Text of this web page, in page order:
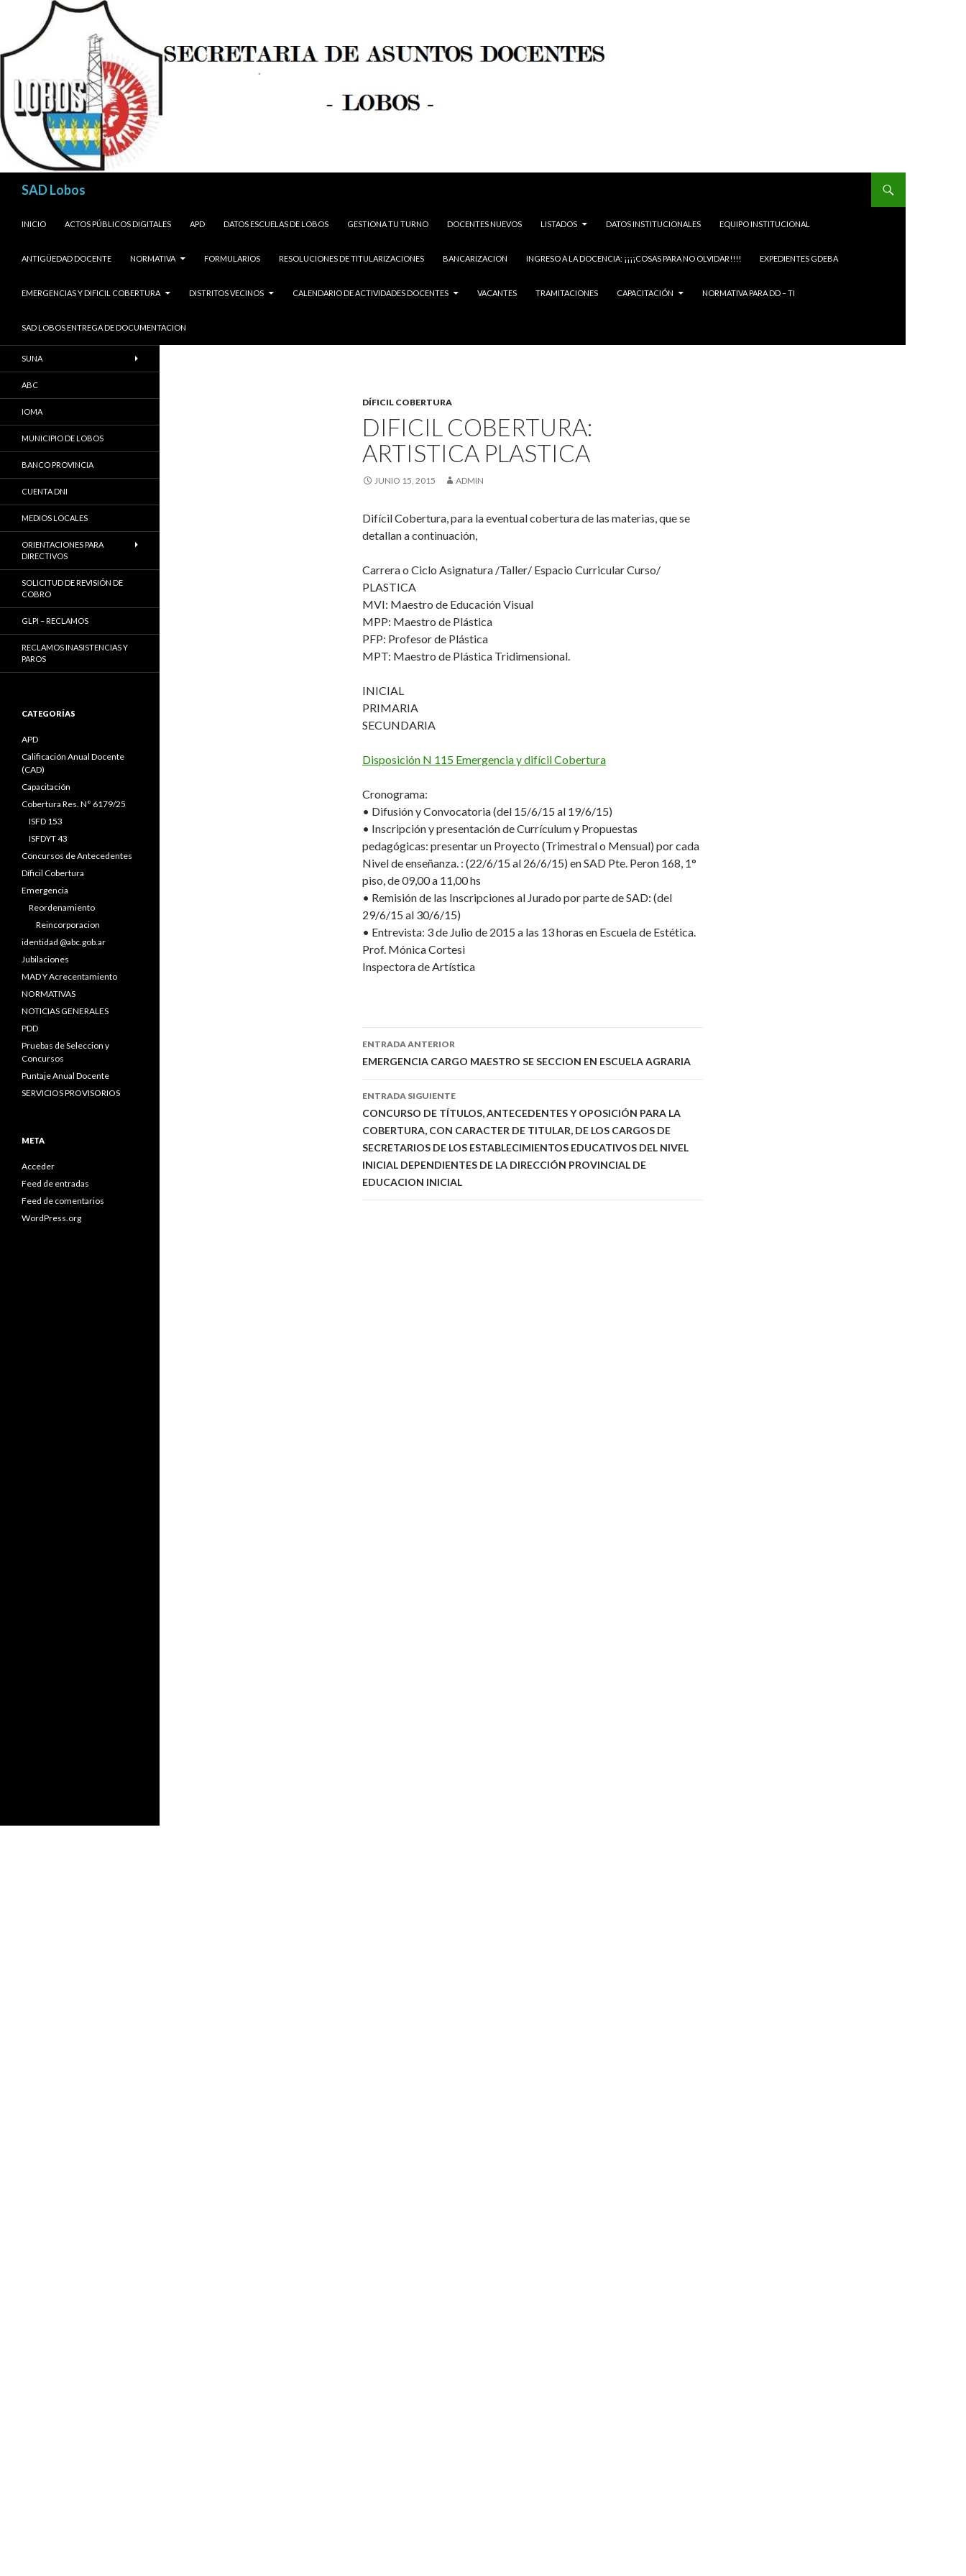
SAD Lobos
INICIO
ACTOS PÚBLICOS DIGITALES APD DATOS ESCUELAS DE LOBOS GESTIONA TU TURNO DOCENTES NUEVOS LISTADOS DATOS INSTITUCIONALES EQUIPO INSTITUCIONAL
ANTIGÜEDAD DOCENTE NORMATIVA FORMULARIOS RESOLUCIONES DE TITULARIZACIONES BANCARIZACION INGRESO A LA DOCENCIA: ¡¡¡¡COSAS PARA NO OLVIDAR!!!! EXPEDIENTES GDEBA
EMERGENCIAS Y DIFICIL COBERTURA DISTRITOS VECINOS CALENDARIO DE ACTIVIDADES DOCENTES VACANTES TRAMITACIONES CAPACITACIÓN NORMATIVA PARA DD – TI
SAD LOBOS ENTREGA DE DOCUMENTACION
DÍFICIL COBERTURA
DIFICIL COBERTURA:
ARTISTICA PLASTICA
JUNIO 15, 2015 ADMIN
Difícil Cobertura, para la eventual cobertura de las materias, que se
detallan a continuación,
Carrera o Ciclo Asignatura /Taller/ Espacio Curricular Curso/
PLASTICA
MVI: Maestro de Educación Visual
MPP: Maestro de Plástica
PFP: Profesor de Plástica
MPT: Maestro de Plástica Tridimensional.
INICIAL
PRIMARIA
SECUNDARIA
Disposición N 115 Emergencia y difícil Cobertura
Cronograma:
• Difusión y Convocatoria (del 15/6/15 al 19/6/15)
• Inscripción y presentación de Currículum y Propuestas
pedagógicas: presentar un Proyecto (Trimestral o Mensual) por cada
Nivel de enseñanza. : (22/6/15 al 26/6/15) en SAD Pte. Peron 168, 1°
piso, de 09,00 a 11,00 hs
• Remisión de las Inscripciones al Jurado por parte de SAD: (del
29/6/15 al 30/6/15)
• Entrevista: 3 de Julio de 2015 a las 13 horas en Escuela de Estética.
Prof. Mónica Cortesi
Inspectora de Artística
Navegación
de
entradas
ENTRADA ANTERIOR
EMERGENCIA CARGO MAESTRO SE SECCION EN ESCUELA AGRARIA
ENTRADA SIGUIENTE
CONCURSO DE TÍTULOS, ANTECEDENTES Y OPOSICIÓN PARA LA
COBERTURA, CON CARACTER DE TITULAR, DE LOS CARGOS DE
SECRETARIOS DE LOS ESTABLECIMIENTOS EDUCATIVOS DEL NIVEL
INICIAL DEPENDIENTES DE LA DIRECCIÓN PROVINCIAL DE
EDUCACION INICIAL
SUNA
ABC
IOMA
MUNICIPIO DE LOBOS
BANCO PROVINCIA
CUENTA DNI
MEDIOS LOCALES
ORIENTACIONES PARA
DIRECTIVOS
SOLICITUD DE REVISIÓN DE
COBRO
GLPI – RECLAMOS
RECLAMOS INASISTENCIAS Y
PAROS
CATEGORÍAS
APD
Calificación Anual Docente
(CAD)
Capacitación
Cobertura Res. N° 6179/25
ISFD 153
ISFDYT 43
Concursos de Antecedentes
Díficil Cobertura
Emergencia
Reordenamiento
Reincorporacion
identidad @abc.gob.ar
Jubilaciones
MAD Y Acrecentamiento
NORMATIVAS
NOTICIAS GENERALES
PDD
Pruebas de Seleccion y
Concursos
Puntaje Anual Docente
SERVICIOS PROVISORIOS
META
Acceder
Feed de entradas
Feed de comentarios
WordPress.org